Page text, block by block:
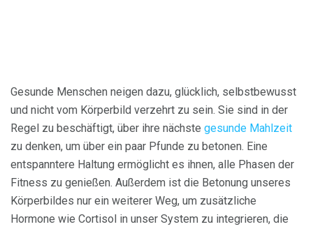
Gesunde Menschen neigen dazu, glücklich, selbstbewusst
und nicht vom Körperbild verzehrt zu sein. Sie sind in der
Regel zu beschäftigt, über ihre nächste gesunde Mahlzeit
zu denken, um über ein paar Pfunde zu betonen. Eine
entspanntere Haltung ermöglicht es ihnen, alle Phasen der
Fitness zu genießen. Außerdem ist die Betonung unseres
Körperbildes nur ein weiterer Weg, um zusätzliche
Hormone wie Cortisol in unser System zu integrieren, die